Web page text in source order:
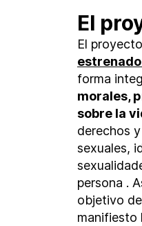
El
El
forma
morales,
sobre la
derechos
sexuales,
persona .
objetivo
manifiesto